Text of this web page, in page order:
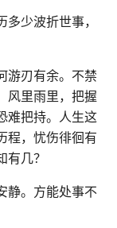
少波折世事，
游刃有余。不禁
风里雨里，把握
难把持。人生这
程，忧伤徘徊有
几？
静。方能处事不